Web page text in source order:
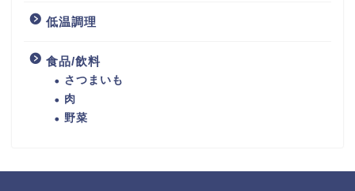
低温調理
食品/飲料
さつまいも
肉
野菜